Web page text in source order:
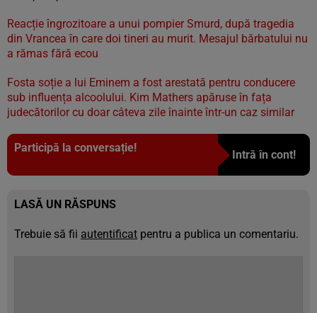
Reacție îngrozitoare a unui pompier Smurd, după tragedia
din Vrancea în care doi tineri au murit. Mesajul bărbatului nu
a rămas fără ecou
Fosta soție a lui Eminem a fost arestată pentru conducere
sub influența alcoolului. Kim Mathers apăruse în fața
judecătorilor cu doar câteva zile înainte într-un caz similar
Participă la conversație!
Intră în cont!
LASĂ UN RĂSPUNS
Trebuie să fii autentificat pentru a publica un comentariu.